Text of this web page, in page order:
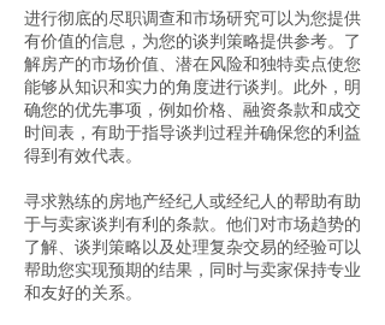
进行彻底的尽职调查和市场研究可以为您提供
有价值的信息，为您的谈判策略提供参考。了
解房产的市场价值、潜在风险和独特卖点使您
能够从知识和实力的角度进行谈判。此外，明
确您的优先事项，例如价格、融资条款和成交
时间表，有助于指导谈判过程并确保您的利益
得到有效代表。
寻求熟练的房地产经纪人或经纪人的帮助有助
于与卖家谈判有利的条款。他们对市场趋势的
了解、谈判策略以及处理复杂交易的经验可以
帮助您实现预期的结果，同时与卖家保持专业
和友好的关系。